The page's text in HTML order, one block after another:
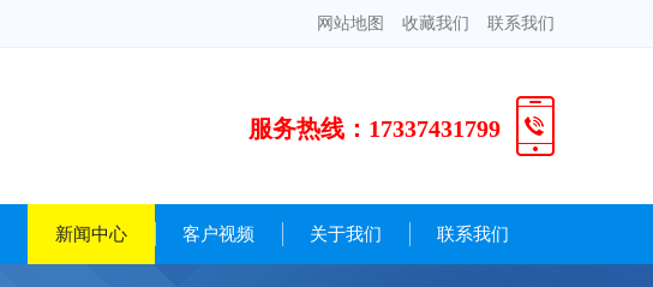
网站地图 收藏我们 联系我们
服务热线：17337431799
新闻中心 客户视频 关于我们 联系我们